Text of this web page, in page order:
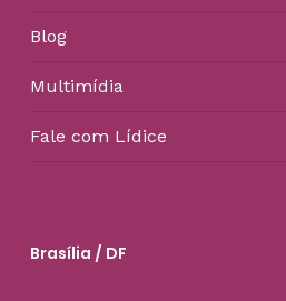
Blog
Multimídia
Fale com Lídice
Brasília / DF